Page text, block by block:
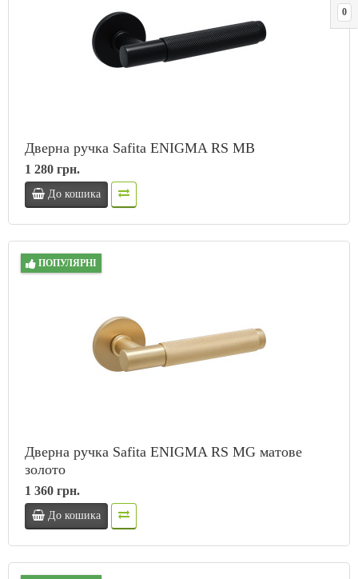
0
Дверна ручка Safita ENIGMA RS MB
1 280 грн.
До кошика
ПОПУЛЯРНІ
Дверна ручка Safita ENIGMA RS MG матове
золото
1 360 грн.
До кошика